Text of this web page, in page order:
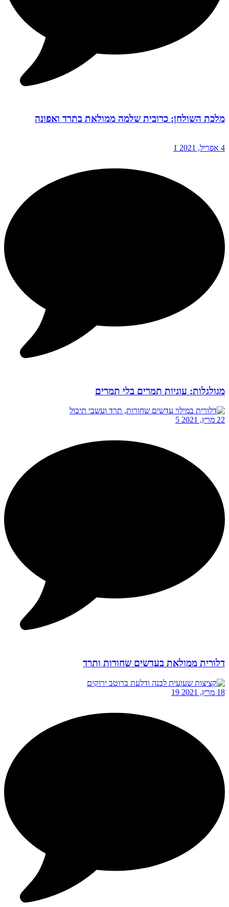
מלכת השולחן: כרובית שלמה ממולאת בתרד ואפונה
4 אפריל, 2021 1
מגולגלות: עוגיות תמרים בלי תמרים
22 מרץ, 2021 5
דלורית ממולאת בעדשים שחורות ותרד
18 מרץ, 2021 19